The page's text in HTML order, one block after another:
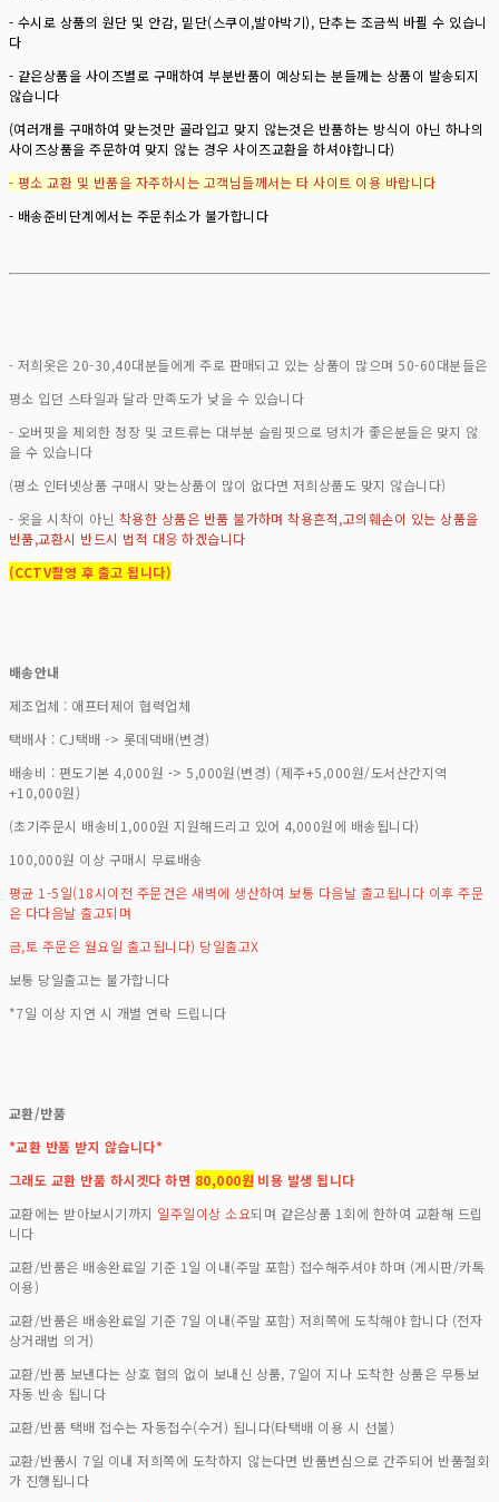
- 수시로 상품의 원단 및 안감, 밑단(스쿠이,발아박기), 단추는 조금씩 바뀔 수 있습니
다
- 같은상품을 사이즈별로 구매하여 부분반품이 예상되는 분들께는 상품이 발송되지
않습니다
(여러개를 구매하여 맞는것만 골라입고 맞지 않는것은 반품하는 방식이 아닌 하나의
사이즈상품을 주문하여 맞지 않는 경우 사이즈교환을 하셔야합니다)
- 평소 교환 및 반품을 자주하시는 고객님들께서는 타 사이트 이용 바랍니다
- 배송준비단계에서는 주문취소가 불가합니다
- 저희옷은 20-30,40대분들에게 주로 판매되고 있는 상품이 많으며 50-60대분들은
평소 입던 스타일과 달라 만족도가 낮을 수 있습니다
- 오버핏을 제외한 정장 및 코트류는 대부분 슬림핏으로 덩치가 좋은분들은 맞지 않
을 수 있습니다
(평소 인터넷상품 구매시 맞는상품이 많이 없다면 저희상품도 맞지 않습니다)
- 옷을 시착이 아닌 착용한 상품은 반품 불가하며 착용흔적,고의훼손이 있는 상품을
반품,교환시 반드시 법적 대응 하겠습니다
(CCTV촬영 후 출고 됩니다)
배송안내
제조업체 : 애프터제이 협력업체
택배사 : CJ택배 -> 롯데댁배(변경)
배송비 : 편도기본 4,000원 -> 5,000원(변경) (제주+5,000원/도서산간지역
+10,000원)
(초기주문시 배송비1,000원 지원해드리고 있어 4,000원에 배송됩니다)
100,000원 이상 구매시 무료배송
평균 1-5일(18시이전 주문건은 새벽에 생산하여 보통 다음날 출고됩니다 이후 주문
은 다다음날 출고되며
금,토 주문은 월요일 출고됩니다) 당일출고X
보통 당일출고는 불가합니다
*7일 이상 지연 시 개별 연락 드립니다
교환/반품
*교환 반품 받지 않습니다*
그래도 교환 반품 하시겟다 하면 80,000원 비용 발생 됩니다
교환에는 받아보시기까지 일주일이상 소요되며 같은상품 1회에 한하여 교환해 드립
니다
교환/반품은 배송완료일 기준 1일 이내(주말 포함) 접수해주셔야 하며 (게시판/카톡
이용)
교환/반품은 배송완료일 기준 7일 이내(주말 포함) 저희쪽에 도착해야 합니다 (전자
상거래법 의거)
교환/반품 보낸다는 상호 협의 없이 보내신 상품, 7일이 지나 도착한 상품은 무통보
자동 반송 됩니다
교환/반품 택배 접수는 자동접수(수거) 됩니다(타택배 이용 시 선불)
교환/반품시 7일 이내 저희쪽에 도착하지 않는다면 반품변심으로 간주되어 반품철회
가 진행됩니다